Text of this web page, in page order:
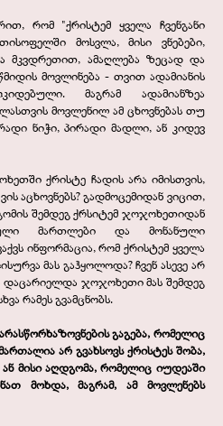
რომ "ქრისტემ ყველა ჩვენგანი
მოსვლა, მისი ვნებები,
მკვდრეთით, ამაღლება ზეცად და
მოვლინება - თვით ადამიანის
მაგრამ ადამიანზეა
მოვლენილ ამ ცხოვნებას თუ
ნიჭი, პირადი მადლი, ან კიდევ
ქრისტე ჩადის არა იმისთვის,
აცხოვნებს? გადმოცემიდან ვიცით,
შემდეგ ქრსიტემ ჯოჯოხეთიდან
მართლები და მონანული
ინფორმაცია, რომ ქრისტემ ყველა
მას გაჰყოლოდა? ჩვენ ასევე არ
დაცარიელდა ჯოჯოხეთი მას შემდეგ
რამეს გვამცნობს.
გაგება, რომელიც
არ გვახსოვს ქრისტეს შობა,
მისი აღდგომა, რომელიც იუდეაში
მოხდა, მაგრამ, ამ მოვლენებს